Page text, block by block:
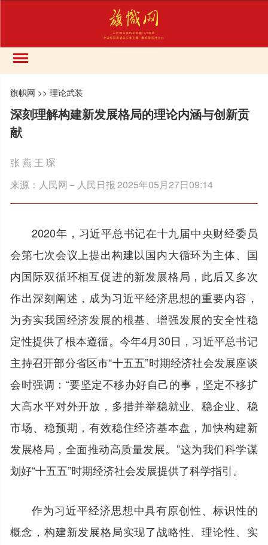
旗帜网 >>理论武装
深刻理解构建新发展格局的理论内涵与创新贡
献
张 燕 王 琛
来源： 人民网－人民日报2025年05月27日09:14
2020年，习近平总书记在十九届中央财经委员
会第七次会议上提出构建以国内大循环为主体、国
内国际双循环相互促进的新发展格局，此后又多次
作出深刻阐述，成为习近平经济思想的重要内容，
为夯实我国经济发展的根基、增强发展的安全性稳
定性提供了根本遵循。今年4月30日，习近平总书记
主持召开部分省区市“十五五”时期经济社会发展座谈
会时强调：“要坚定不移办好自己的事，坚定不移扩
大高水平对外开放，多措并举稳就业、稳企业、稳
市场、稳预期，有效稳住经济基本盘，加快构建新
发展格局，全面推动高质量发展。”这为我们科学谋
划好“十五五”时期经济社会发展提供了科学指引。
作为习近平经济思想中具有原创性、标识性的
概念，构建新发展格局实现了战略性、理论性、实